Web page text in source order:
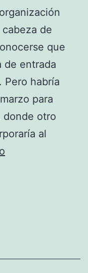
de
que
de entrada
Pero habría
para
donde otro
al